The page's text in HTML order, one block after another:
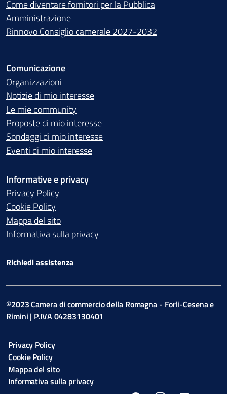
Come diventare fornitori per la Pubblica
Amministrazione
Rinnovo Consiglio camerale 2027-2032
Comunicazione
Organizzazioni
Notizie di mio interesse
Le mie community
Proposte di mio interesse
Sondaggi di mio interesse
Eventi di mio interesse
Informative e privacy
Privacy Policy
Cookie Policy
Mappa del sito
Informativa sulla privacy
Richiedi assistenza
©2023 Camera di commercio della Romagna - Forli-Cesena e
Rimini | P.IVA 04283130401
Privacy Policy
Cookie Policy
Mappa del sito
Informativa sulla privacy